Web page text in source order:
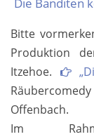
Bitte
Produktion
Itzehoe.
Offenbach.
Im